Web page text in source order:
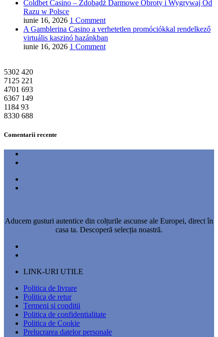
Coldbet Casino – Zdobądź Darmowe Obroty i Wygrywaj Od
Razu w Polsce
iunie 16, 2026 1 Comment
A Gamblerina Casino a verhetetlen promóciókkal rendelkező
virtuális kaszinó hazánkban
iunie 16, 2026 1 Comment
5302 420
7125 221
4701 693
6367 149
1184 93
8330 688
Comentarii recente
Aducem gusturi autentice din colțurile ascunse ale Europei, direct în
casa ta. Descoperă selecția noastră.
LINK-URI UTILE
Politica de livrare
Politica de retur
Termeni si conditii
Politica de confidentialitate
Politica de Cookie
Prelucrarea datelor personale